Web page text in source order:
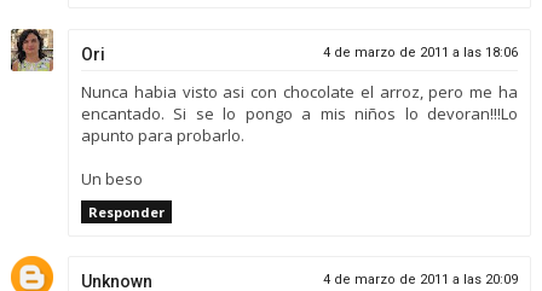
Ori 4 de marzo de 2011 a las 18:06
Nunca habia visto asi con chocolate el arroz, pero me ha
encantado. Si se lo pongo a mis niños lo devoran!!!Lo
apunto para probarlo.
Un beso
Responder
Unknown 4 de marzo de 2011 a las 20:09